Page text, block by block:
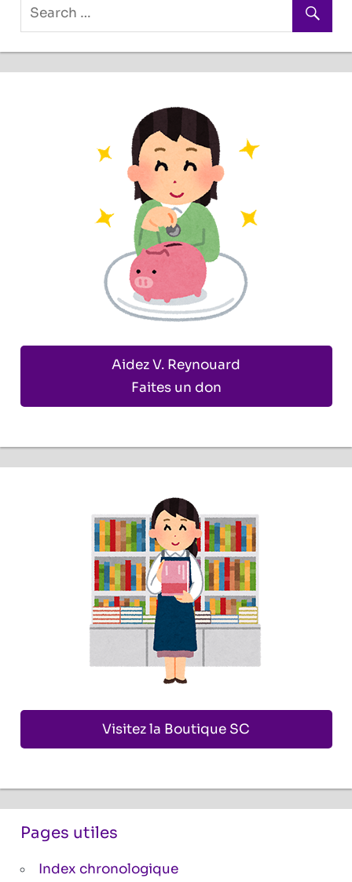
Aidez V. Reynouard
Faites un don
Visitez la Boutique SC
Pages utiles
Index chronologique